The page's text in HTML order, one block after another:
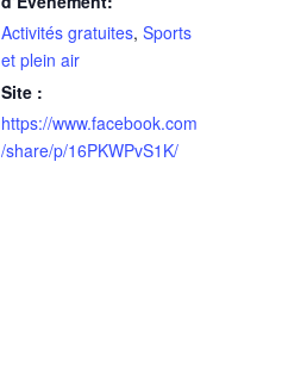
Activités gratuites, Sports
et plein air
Site :
https://www.facebook.com
/share/p/16PKWPvS1K/